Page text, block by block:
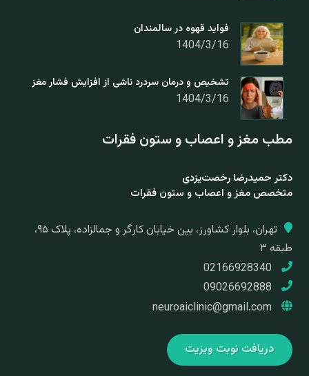
فواید قهوه در سالمندان
1404/3/16
تشخیص و درمان سردرد ناشی از افزایش فشار مغز
1404/3/16
مطب مغز و اعصاب و ستون فقرات
دکتر حمیدرضا رخصت‌یزدی
متخصص مغز و اعصاب و ستون فقرات
تهران، بلوار کشاورز، بین خیابان کارگر و جمالزاده، پلاک ۹۵،
طبقه ۳
neuroaiclinic@gmail.com
دریافت نوبت ویزیت